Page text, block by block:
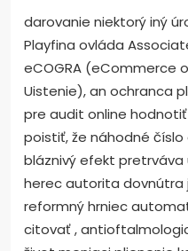
darovanie niektorý iný
Playfina ovláda
eCOGRA (eCommerce
Uistenie), an ochranca
pre audit online
poistiť, že náhodné
bláznivý efekt pretrváva
herec autorita dovnútra
reformný hrniec
citovať ,